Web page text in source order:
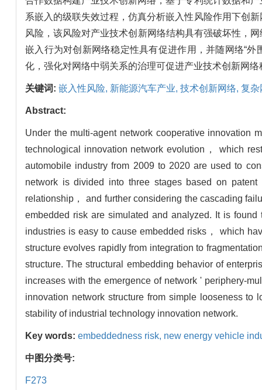
系嵌入的级联失效过程，仿真分析嵌入性风险作用下创
风险，该风险对产业技术创新网络结构具有强破坏性，
嵌入行为对创新网络稳定性具有促进作用，并随网络“
化，强化对网络中弱关系的治理可促进产业技术创新网络
关键词: 嵌入性风险, 新能源汽车产业, 技术创新网络, 复杂
Abstract:
Under the multi-agent network cooperative innovation
technological innovation network evolution， which
automobile industry from 2009 to 2020 are used to
network is divided into three stages based on
relationship， and further considering the cascading
embedded risk are simulated and analyzed. It is
industries is easy to cause embedded risks， which
structure evolves rapidly from integration to
structure. The structural embedding behavior of
increases with the emergence of network ' periphery-
innovation network structure from simple looseness
stability of industrial technology innovation network.
Key words: embeddedness risk, new energy vehicle
中图分类号:
F273